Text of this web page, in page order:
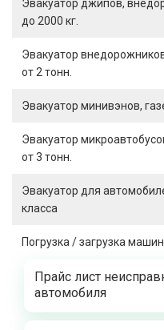
Эвакуатор джипов,
до 2000 кг.
Эвакуатор
от 2 тонн.
Эвакуатор минивэнов,
Эвакуатор
от 3 тонн.
Эвакуатор для
класса
Погрузка / загрузка
Прайс лист
автомобиля